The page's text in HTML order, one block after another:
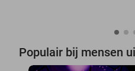
Populair bij mensen